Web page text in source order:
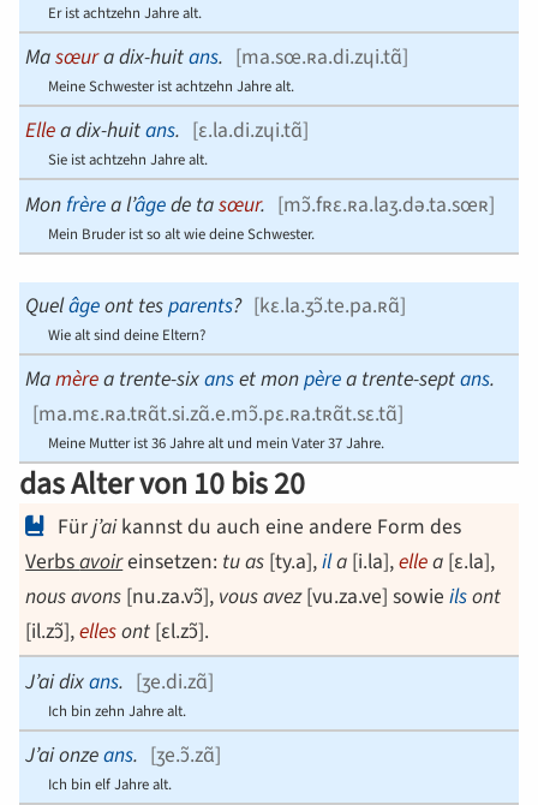
Er ist achtzehn Jahre alt.
Masœuradix-huitans. [ma.sœ.ʀa.di.zɥi.tɑ̃]
Meine Schwester ist achtzehn Jahre alt.
Elleadix-huitans. [ɛ.la.di.zɥi.tɑ̃]
Sie ist achtzehn Jahre alt.
Monfrèreal’âgede tasœur. [mɔ̃.fʀɛ.ʀa.laʒ.də.ta.sœʀ]
Mein Bruder ist so alt wie deine Schwester.
Quelâgeont tesparents? [kɛ.la.ʒɔ̃.te.pa.ʀɑ̃]
Wie alt sind deine Eltern?
Mamèrea trente-sixanset monpèrea trente-septans.
[ma.mɛ.ʀa.tʀɑ̃t.si.zɑ̃.e.mɔ̃.pɛ.ʀa.tʀɑ̃t.sɛ.tɑ̃]
Meine Mutter ist 36 Jahre alt und mein Vater 37 Jahre.
das Alter von 10 bis 20
Fürj’aikannst du auch eine andere Form des
Verbsavoireinsetzen: tu as [ty.a],ila [i.la],ellea [ɛ.la],
nous avons [nu.za.vɔ̃], vous avez[vu.za.ve] sowieilsont
[il.zɔ̃],ellesont [ɛl.zɔ̃].
J’ai dixans. [ʒe.di.zɑ̃]
Ich bin zehn Jahre alt.
J’ai onzeans. [ʒe.ɔ̃.zɑ̃]
Ich bin elf Jahre alt.